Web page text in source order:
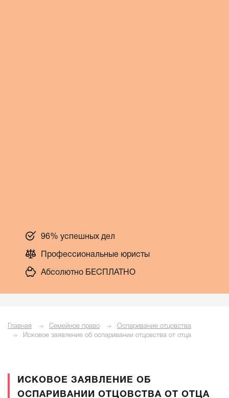
96% успешных дел
Профессиональные юристы
Абсолютно БЕСПЛАТНО
Главная Семейное право
Оспаривание отцовства
Исковое заявление об оспаривании отцовства от отца
ИСКОВОЕ ЗАЯВЛЕНИЕ ОБ
ОСПАРИВАНИИ ОТЦОВСТВА ОТ ОТЦА